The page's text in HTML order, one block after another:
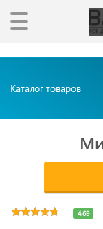
Каталог товаров
4.69